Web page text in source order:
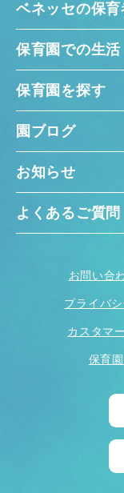
ベネッセの保
保育園での生活
保育園を探す
園ブログ
お知らせ
よくあるご質問
お問い合
プライバ
カスタマ
保育